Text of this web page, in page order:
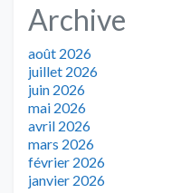
Archive
août 2026
juillet 2026
juin 2026
mai 2026
avril 2026
mars 2026
février 2026
janvier 2026